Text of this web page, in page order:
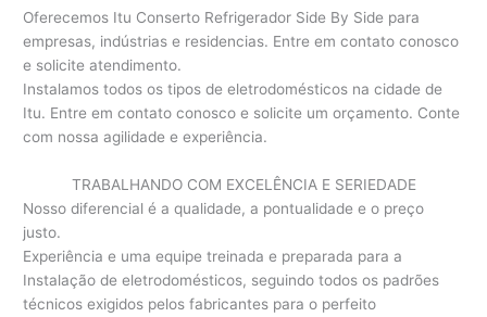
Oferecemos Itu Conserto Refrigerador Side By Side para
empresas, indústrias e residencias. Entre em contato conosco
e solicite atendimento.
Instalamos todos os tipos de eletrodomésticos na cidade de
Itu. Entre em contato conosco e solicite um orçamento. Conte
com nossa agilidade e experiência.
TRABALHANDO COM EXCELÊNCIA E SERIEDADE
Nosso diferencial é a qualidade, a pontualidade e o preço
justo.
Experiência e uma equipe treinada e preparada para a
Instalação de eletrodomésticos, seguindo todos os padrões
técnicos exigidos pelos fabricantes para o perfeito